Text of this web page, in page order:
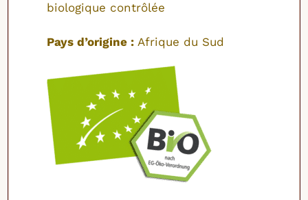
biologique contrôlée
Pays d’origine : Afrique du Sud